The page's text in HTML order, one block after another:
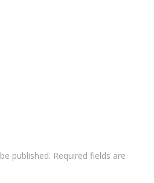
published. Required fields are